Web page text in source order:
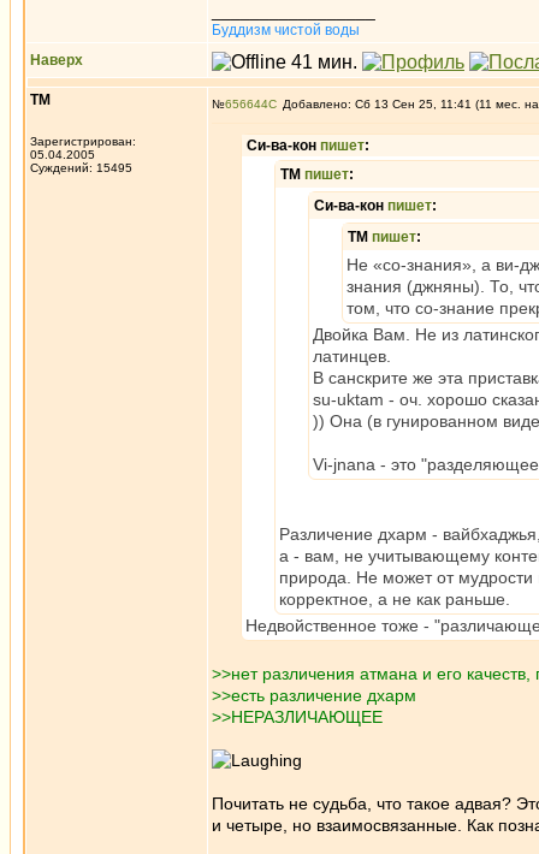
Буддизм чистой воды
Наверх
ТМ
Зарегистрирован:
05.04.2005
Суждений: 15495
№656644 Добавлено: Сб 13 Сен 25, 11:41 (11 мес.
Си-ва-кон пишет:
ТМ пишет:
Си-ва-кон пишет:
ТМ пишет:
Не «со-знания», а ви-
знания (джняны). То,
том, что со-знание
Двойка Вам. Не из
латинцев.
В санскрите же эта
su-uktam - оч. хорошо
)) Она (в гунированном
Vi-jnana - это
Различение дхарм -
а - вам, не учитывающему
природа. Не может от мудрости
корректное, а не как раньше.
Недвойственное тоже -
>>нет различения атмана и его качеств,
>>есть различение дхарм
>>НЕРАЗЛИЧАЮЩЕЕ
Почитать не судьба, что такое адвая?
и четыре, но взаимосвязанные. Как